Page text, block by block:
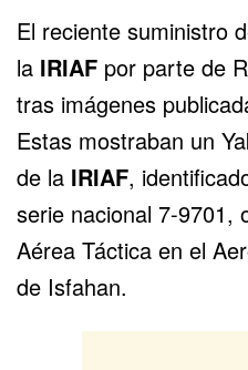
El reciente suministro
la IRIAF por parte de
tras imágenes
Estas mostraban un
de la IRIAF,
serie nacional 7-9701,
Aérea Táctica en el
de Isfahan.